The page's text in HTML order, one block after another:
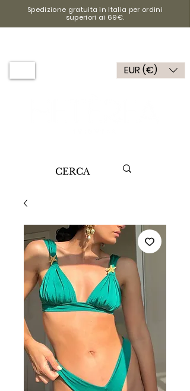
EUR (€)
Spedizione gratuita in Italia per ordini
superiori ai 69€.